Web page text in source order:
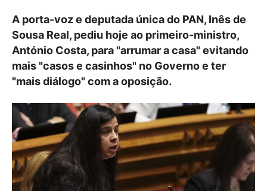
A porta-voz e deputada única do PAN, Inês de
Sousa Real, pediu hoje ao primeiro-ministro,
António Costa, para "arrumar a casa" evitando
mais "casos e casinhos" no Governo e ter
"mais diálogo" com a oposição.